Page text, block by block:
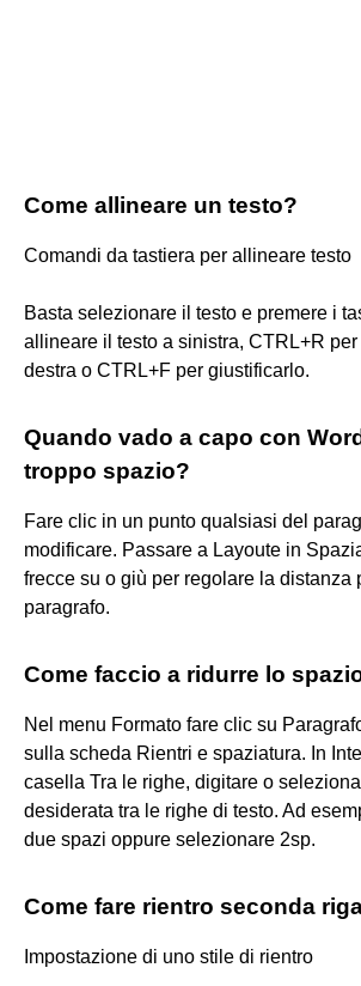
Come allineare un testo?
Comandi da tastiera per allineare testo
Basta selezionare il testo e premere i
allineare il testo a sinistra, CTRL+R
destra o CTRL+F per giustificarlo.
Quando vado a capo con
troppo spazio?
Fare clic in un punto qualsiasi del
modificare. Passare a Layoute in
frecce su o giù per regolare la distanza
paragrafo.
Come faccio a ridurre lo
Nel menu Formato fare clic su
sulla scheda Rientri e spaziatura. In
casella Tra le righe, digitare o
desiderata tra le righe di testo. Ad
due spazi oppure selezionare 2sp.
Come fare rientro seconda
Impostazione di uno stile di rientro